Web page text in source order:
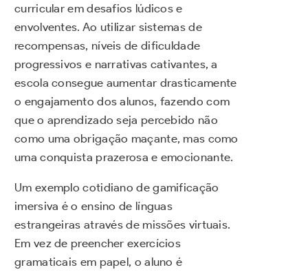
curricular em desafios lúdicos e
envolventes. Ao utilizar sistemas de
recompensas, níveis de dificuldade
progressivos e narrativas cativantes, a
escola consegue aumentar drasticamente
o engajamento dos alunos, fazendo com
que o aprendizado seja percebido não
como uma obrigação maçante, mas como
uma conquista prazerosa e emocionante.
Um exemplo cotidiano de gamificação
imersiva é o ensino de línguas
estrangeiras através de missões virtuais.
Em vez de preencher exercícios
gramaticais em papel, o aluno é